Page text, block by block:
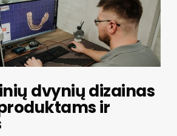
dvynių dizainas
ir